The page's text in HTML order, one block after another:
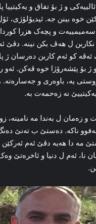
و ژ بۆ تفاق و
خوه‌ بینن جه. ئیدیۆلۆژی،
سەمیمییه‌ت و پچه‌ک هزرا
ل هه‌ڤ بکن نینە. دڤێ
ئه‌ڤه‌ کو ئه‌م کاربن ده‌رسان ژ
ژ بۆ پێشه‌رۆژا خوه‌ ڤه‌کن. ئه‌و
یه‌، باوه‌ری و
یه‌کیتییێ نه‌ زه‌حمه‌ت به‌.
و زه‌مان ل به‌ندا مه‌ نامینه‌،
ناکه‌. ده‌ستێ ب ته‌نێ
مه‌ دا هه‌یه‌ دڤێ ئه‌م ئه‌رکێن
نا، ئه‌م ل دنیا و ئاخره‌تێ